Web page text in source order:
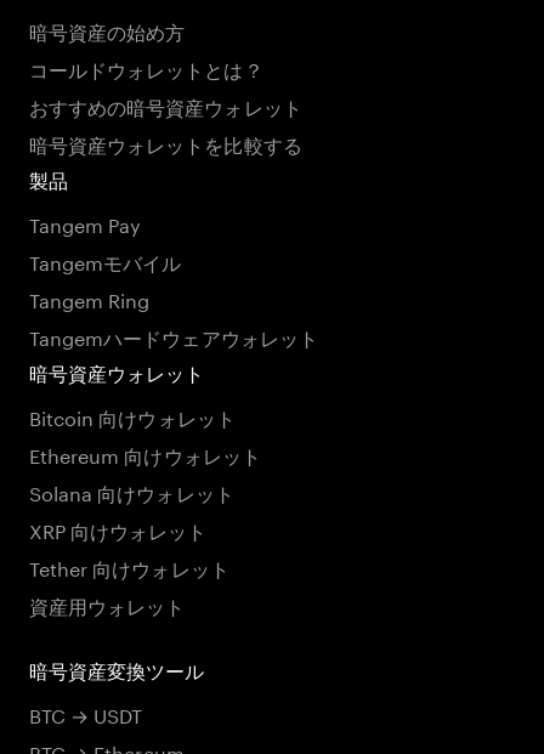
暗号資産の始め方
コールドウォレットとは？
おすすめの暗号資産ウォレット
暗号資産ウォレットを比較する
製品
Tangem Pay
Tangemモバイル
Tangem Ring
Tangemハードウェアウォレット
暗号資産ウォレット
Bitcoin 向けウォレット
Ethereum 向けウォレット
Solana 向けウォレット
XRP 向けウォレット
Tether 向けウォレット
資産用ウォレット
暗号資産変換ツール
BTC → USDT